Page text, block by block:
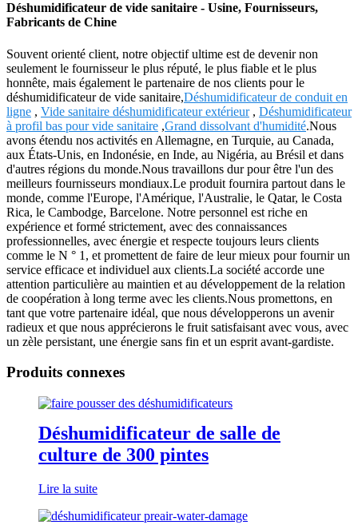
Déshumidificateur de vide sanitaire - Usine, Fournisseurs,
Fabricants de Chine
Souvent orienté client, notre objectif ultime est de devenir non
seulement le fournisseur le plus réputé, le plus fiable et le plus
honnête, mais également le partenaire de nos clients pour le
déshumidificateur de vide sanitaire,Déshumidificateur de conduit en
ligne , Vide sanitaire déshumidificateur extérieur, Déshumidificateur
à profil bas pour vide sanitaire ,Grand dissolvant d'humidité.Nous
avons étendu nos activités en Allemagne, en Turquie, au Canada,
aux États-Unis, en Indonésie, en Inde, au Nigéria, au Brésil et dans
d'autres régions du monde.Nous travaillons dur pour être l'un des
meilleurs fournisseurs mondiaux.Le produit fournira partout dans le
monde, comme l'Europe, l'Amérique, l'Australie, le Qatar, le Costa
Rica, le Cambodge, Barcelone. Notre personnel est riche en
expérience et formé strictement, avec des connaissances
professionnelles, avec énergie et respecte toujours leurs clients
comme le N ° 1, et promettent de faire de leur mieux pour fournir un
service efficace et individuel aux clients.La société accorde une
attention particulière au maintien et au développement de la relation
de coopération à long terme avec les clients.Nous promettons, en
tant que votre partenaire idéal, que nous développerons un avenir
radieux et que nous apprécierons le fruit satisfaisant avec vous, avec
un zèle persistant, une énergie sans fin et un esprit avant-gardiste.
Produits connexes
Déshumidificateur de salle de
culture de 300 pintes
Lire la suite